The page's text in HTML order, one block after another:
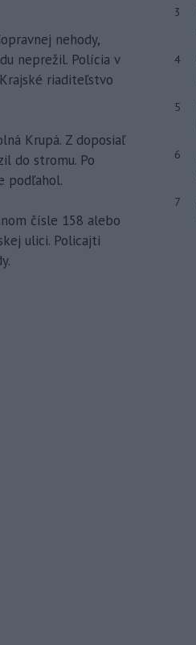
nehody,
neprežil. Polícia v
riaditeľstvo
Krupá. Z doposiaľ
do stromu. Po
podľahol.
čísle 158 alebo
ulici. Policajti
3
4
5
6
7